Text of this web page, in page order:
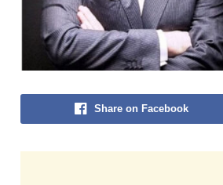
Share on Facebook